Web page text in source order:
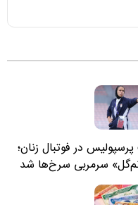
در فوتبال زنان؛
سرمربی سرخ‌ها شد